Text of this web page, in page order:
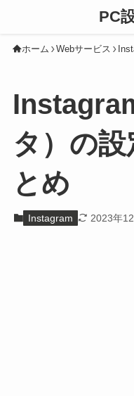
PC
ホーム Webサービス
タ）の
とめ
Instagram 2023年